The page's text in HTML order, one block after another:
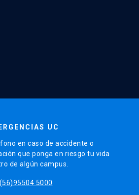
UC
en caso de accidente o
que ponga en riesgo tu vida
de algún campus.
(56)95504 5000